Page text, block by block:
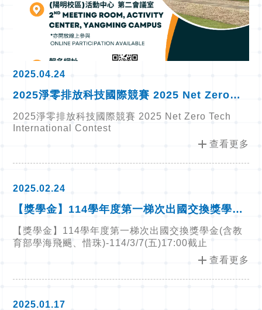
2025.04.24
2025淨零排放科技國際競賽 2025 Net Zero
2025淨零排放科技國際競賽 2025 Net Zero Tech
International Contest
add 查看更多
2025.02.24
【獎學金】114學年度第一梯次出國交換獎學金
(含教育部學海飛颺、惜珠)-114/3/7(五)17:00截
止
【獎學金】114學年度第一梯次出國交換獎學金(含教
育部學海飛颺、惜珠)-114/3/7(五)17:00截止
add 查看更多
2025.01.17